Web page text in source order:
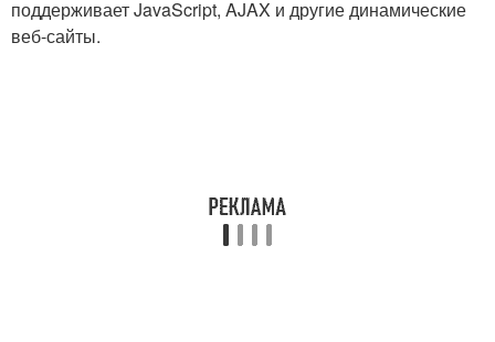
поддерживает JavaScript, AJAX и другие динамические
веб-сайты.